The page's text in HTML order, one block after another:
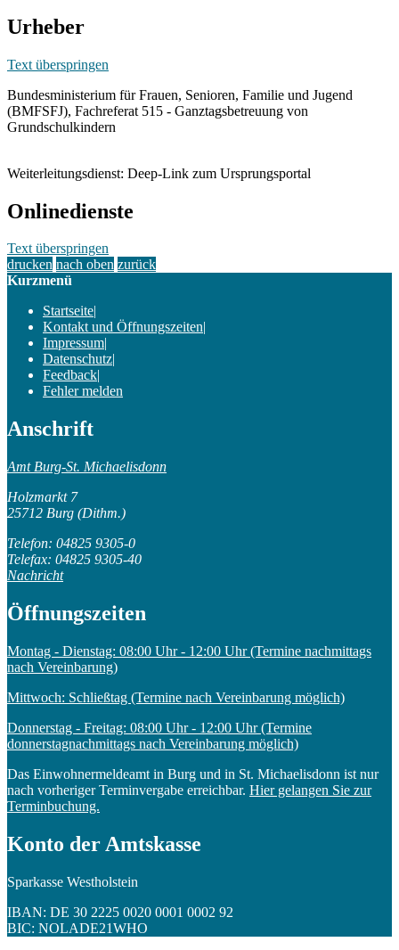
Urheber
Text überspringen
Bundesministerium für Frauen, Senioren, Familie und Jugend
(BMFSFJ), Fachreferat 515 - Ganztagsbetreuung von
Grundschulkindern
Weiterleitungsdienst: Deep-Link zum Ursprungsportal
Onlinedienste
Text überspringen
drucken nach oben zurück
Kurzmenü
Startseite|
Kontakt und Öffnungszeiten|
Impressum|
Datenschutz|
Feedback|
Fehler melden
Anschrift
Amt Burg-St. Michaelisdonn
Holzmarkt 7
25712 Burg (Dithm.)
Telefon: 04825 9305-0
Telefax: 04825 9305-40
Nachricht
Öffnungszeiten
Montag - Dienstag: 08:00 Uhr - 12:00 Uhr (Termine nachmittags
nach Vereinbarung)
Mittwoch: Schließtag (Termine nach Vereinbarung möglich)
Donnerstag - Freitag: 08:00 Uhr - 12:00 Uhr (Termine
donnerstagnachmittags nach Vereinbarung möglich)
Das Einwohnermeldeamt in Burg und in St. Michaelisdonn ist nur
nach vorheriger Terminvergabe erreichbar. Hier gelangen Sie zur
Terminbuchung.
Konto der Amtskasse
Sparkasse Westholstein
IBAN: DE 30 2225 0020 0001 0002 92
BIC: NOLADE21WHO